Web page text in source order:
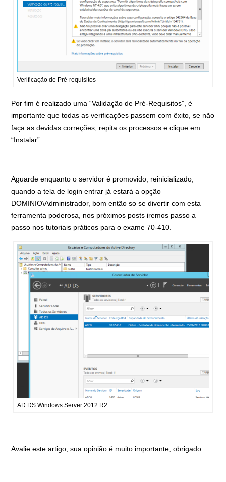
Verificação de Pré-requisitos
Por fim é realizado uma “Validação de Pré-Requisitos”, é
importante que todas as verificações passem com êxito, se não
faça as devidas correções, repita os processos e clique em
“Instalar”.
Aguarde enquanto o servidor é promovido, reinicializado,
quando a tela de login entrar já estará a opção
DOMINIO\Administrador, bom então so se divertir com esta
ferramenta poderosa, nos próximos posts iremos passo a
passo nos tutoriais práticos para o exame 70-410.
AD DS Windows Server 2012 R2
Avalie este artigo, sua opinião é muito importante, obrigado.